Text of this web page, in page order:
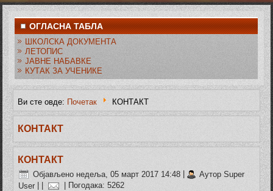
ОГЛАСНА ТАБЛА
ШКОЛСКА ДОКУМЕНТА
ЛЕТОПИС
ЈАВНЕ НАБАВКЕ
КУТАК ЗА УЧЕНИКЕ
Ви сте овде: Почетак КОНТАКТ
КОНТАКТ
КОНТАКТ
Објављено недеља, 05 март 2017 14:48
Аутор Super
User
| Погодака: 5262